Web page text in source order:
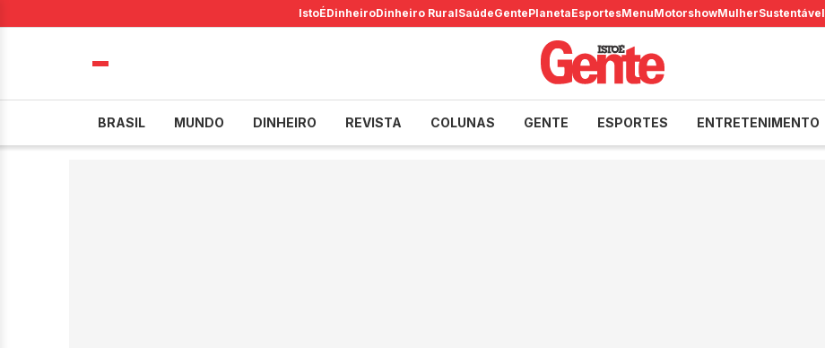
IstoÉDinheiroDinheiro RuralSaúdeGentePlanetaEsportesMenuMotorshowMulherSustentável
BRASIL MUNDO DINHEIRO REVISTA COLUNAS GENTE ESPORTES ENTRETENIMENTO